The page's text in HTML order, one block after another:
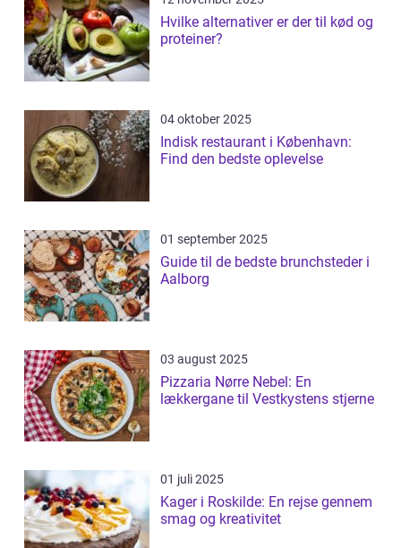
Hvilke alternativer er der til kød og
proteiner?
04 oktober 2025
Indisk restaurant i København:
Find den bedste oplevelse
01 september 2025
Guide til de bedste brunchsteder i
Aalborg
03 august 2025
Pizzaria Nørre Nebel: En
lækkergane til Vestkystens stjerne
01 juli 2025
Kager i Roskilde: En rejse gennem
smag og kreativitet